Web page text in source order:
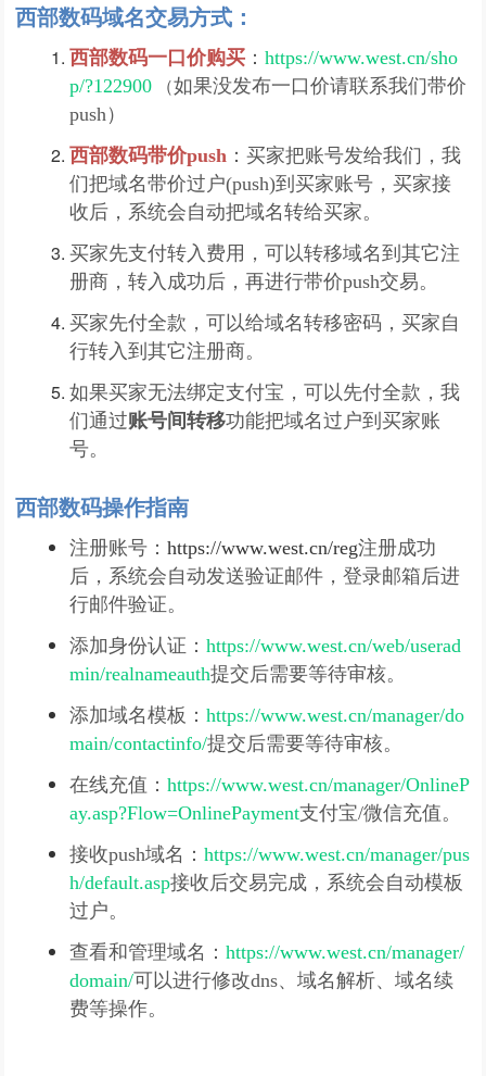
西部数码域名交易方式：
西部数码一口价购买 ：https://www.west.cn/sho
p/?122900 （如果没发布一口价请联系我们带价
push）
西部数码带价push ：买家把账号发给我们，我
们把域名带价过户(push)到买家账号，买家接
收后，系统会自动把域名转给买家。
买家先支付转入费用，可以转移域名到其它注
册商，转入成功后，再进行带价push交易。
买家先付全款，可以给域名转移密码，买家自
行转入到其它注册商。
如果买家无法绑定支付宝，可以先付全款，我
们通过账号间转移功能把域名过户到买家账
号。
西部数码操作指南
注册账号：https://www.west.cn/reg注册成功
后，系统会自动发送验证邮件，登录邮箱后进
行邮件验证。
添加身份认证：https://www.west.cn/web/userad
min/realnameauth提交后需要等待审核。
添加域名模板：https://www.west.cn/manager/do
main/contactinfo/提交后需要等待审核。
在线充值：https://www.west.cn/manager/OnlineP
ay.asp?Flow=OnlinePayment支付宝/微信充值。
接收push域名：https://www.west.cn/manager/pus
h/default.asp接收后交易完成，系统会自动模板
过户。
查看和管理域名：https://www.west.cn/manager/
domain/可以进行修改dns、域名解析、域名续
费等操作。